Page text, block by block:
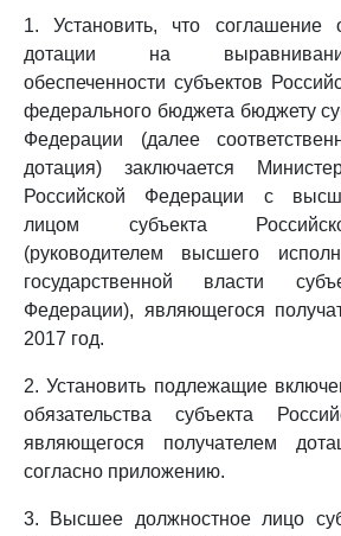
1. Установить, что соглашение
дотации на
обеспеченности субъектов
федерального бюджета бюджету
Федерации (далее
дотация) заключается
Российской Федерации с
лицом субъекта
(руководителем высшего
государственной власти
Федерации), являющегося
2017 год.
2. Установить подлежащие
обязательства субъекта
являющегося получателем
согласно приложению.
3. Высшее должностное лицо